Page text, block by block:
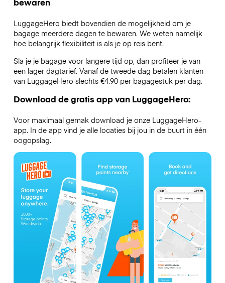
LuggageHero biedt bovendien de mogelijkheid om je
bagage meerdere dagen te bewaren. We weten namelijk
hoe belangrijk flexibiliteit is als je op reis bent.
Sla je je bagage voor langere tijd op, dan profiteer je van
een lager dagtarief. Vanaf de tweede dag betalen klanten
van LuggageHero slechts €4.90 per bagagestuk per dag.
Download de gratis app van LuggageHero:
Voor maximaal gemak download je onze LuggageHero-
app. In de app vind je alle locaties bij jou in de buurt in één
oogopslag.